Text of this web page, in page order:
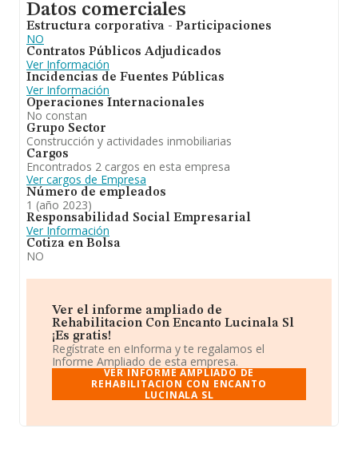
Datos comerciales
Estructura corporativa - Participaciones
NO
Contratos Públicos Adjudicados
Ver Información
Incidencias de Fuentes Públicas
Ver Información
Operaciones Internacionales
No constan
Grupo Sector
Construcción y actividades inmobiliarias
Cargos
Encontrados 2 cargos en esta empresa
Ver cargos de Empresa
Número de empleados
1 (año 2023)
Responsabilidad Social Empresarial
Ver Información
Cotiza en Bolsa
NO
Ver el informe ampliado de
Rehabilitacion Con Encanto Lucinala Sl
¡Es gratis!
Regístrate en eInforma y te regalamos el
Informe Ampliado de esta empresa.
VER INFORME AMPLIADO DE
REHABILITACION CON ENCANTO
LUCINALA SL